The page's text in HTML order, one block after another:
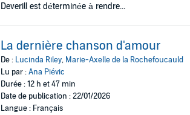
Deverill est déterminée à rendre...
La dernière chanson d'amour
De : Lucinda Riley, Marie-Axelle de la Rochefoucauld
Lu par :Ana Piévic
Durée : 12 h et 47 min
Date de publication : 22/01/2026
Langue : Français